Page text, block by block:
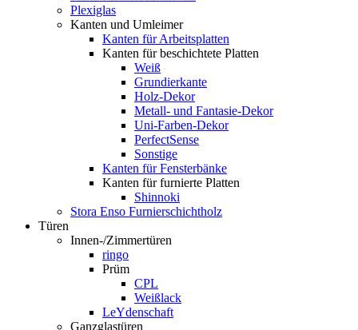
Plexiglas
Kanten und Umleimer
Kanten für Arbeitsplatten
Kanten für beschichtete Platten
Weiß
Grundierkante
Holz-Dekor
Metall- und Fantasie-Dekor
Uni-Farben-Dekor
PerfectSense
Sonstige
Kanten für Fensterbänke
Kanten für furnierte Platten
Shinnoki
Stora Enso Furnierschichtholz
Türen
Innen-/Zimmertüren
ringo
Prüm
CPL
Weißlack
LeYdenschaft
Ganzglastüren